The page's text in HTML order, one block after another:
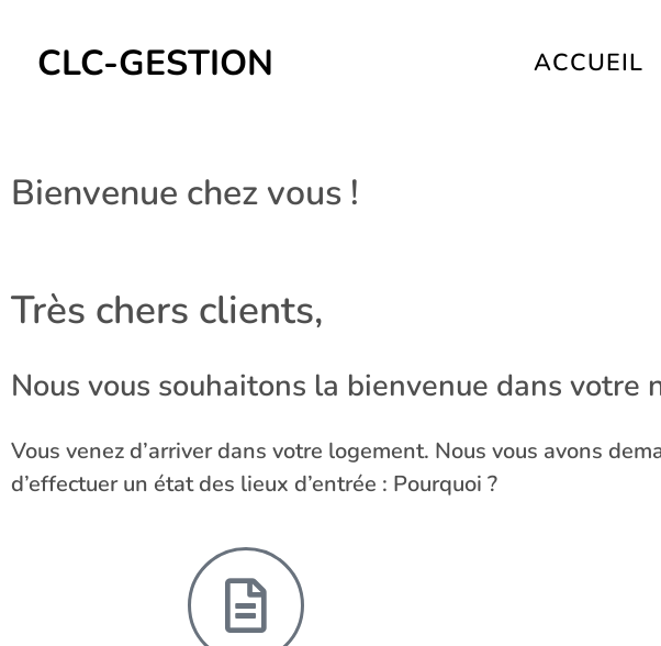
CLC-GESTION ACCUEIL
Bienvenue chez vous !
Très chers clients,
Nous vous souhaitons la bienvenue dans votre
Vous venez d’arriver dans votre logement. Nous vous avons
d’effectuer un état des lieux d’entrée : Pourquoi ?